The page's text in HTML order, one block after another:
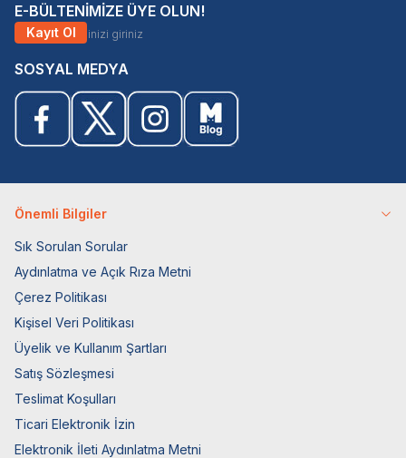
E-BÜLTENİMİZE ÜYE OLUN!
Kayıt Ol
SOSYAL MEDYA
Önemli Bilgiler
Sık Sorulan Sorular
Aydınlatma ve Açık Rıza Metni
Çerez Politikası
Kişisel Veri Politikası
Üyelik ve Kullanım Şartları
Satış Sözleşmesi
Teslimat Koşulları
Ticari Elektronik İzin
Elektronik İleti Aydınlatma Metni